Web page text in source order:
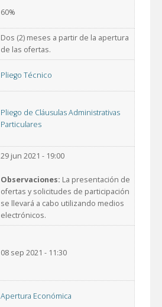
60%
Dos (2) meses a partir de la apertura
de las ofertas.
Pliego Técnico
Pliego de Cláusulas Administrativas
Particulares
29 jun 2021 - 19:00
Observaciones: La presentación de
ofertas y solicitudes de participación
se llevará a cabo utilizando medios
electrónicos.
08 sep 2021 - 11:30
Apertura Económica